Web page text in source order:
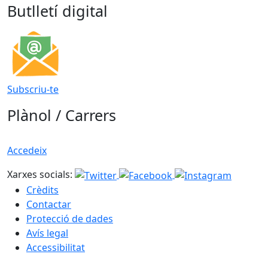
Butlletí digital
Subscriu-te
Plànol / Carrers
Accedeix
Xarxes socials:
Crèdits
Contactar
Protecció de dades
Avís legal
Accessibilitat